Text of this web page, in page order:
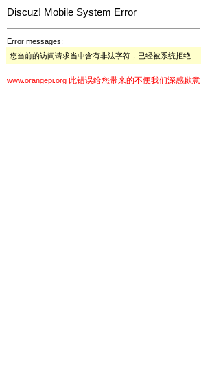
Discuz! Mobile System Error
Error messages:
您当前的访问请求当中含有非法字符，已经被系统拒绝
www.orangepi.org 此错误给您带来的不便我们深感歉意